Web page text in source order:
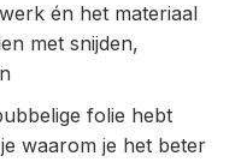
én het materiaal
met snijden,
folie hebt
waarom je het beter